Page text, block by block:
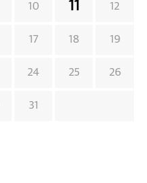
10 11 12
17 18 19
24 25 26
31